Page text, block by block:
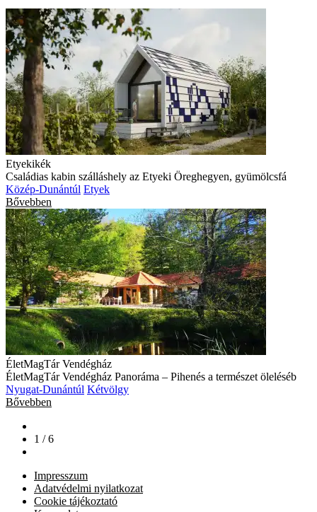
Etyekikék
Családias kabin szálláshely az Etyeki Öreghegyen, gyümölcsfá
Közép-Dunántúl Etyek
Bővebben
ÉletMagTár Vendégház
ÉletMagTár Vendégház Panoráma – Pihenés a természet öleléséb
Nyugat-Dunántúl Kétvölgy
Bővebben
1 / 6
Impresszum
Adatvédelmi nyilatkozat
Cookie tájékoztató